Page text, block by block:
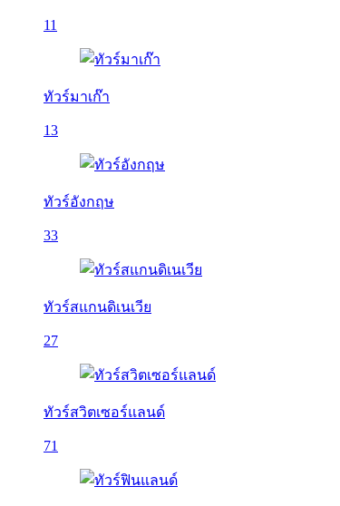
11
ทัวร์มาเก๊า
13
ทัวร์อังกฤษ
33
ทัวร์สแกนดิเนเวีย
27
ทัวร์สวิตเซอร์แลนด์
71